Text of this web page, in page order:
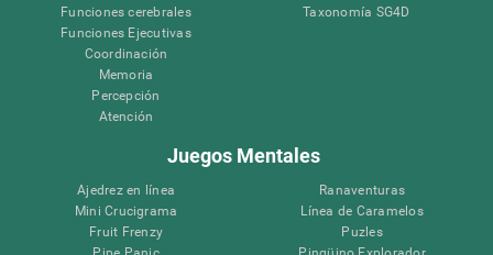
Funciones cerebrales
Funciones Ejecutivas
Coordinación
Memoria
Percepción
Atención
Taxonomía SG4D
Juegos Mentales
Ajedrez en línea
Mini Crucigrama
Fruit Frenzy
Ranaventuras
Línea de Caramelos
Puzles